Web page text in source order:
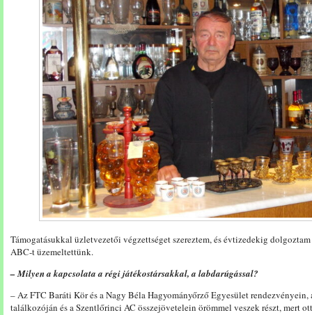
Támogatásukkal üzletvezetői végzettséget szereztem, és évtizedekig
ABC-t üzemeltettünk.
– Milyen a kapcsolata a régi játékostársakkal, a labdarúgással?
– Az FTC Baráti Kör és a Nagy Béla Hagyományőrző Egyesület
találkozóján és a Szentlőrinci AC összejövetelein örömmel veszek részt, mert